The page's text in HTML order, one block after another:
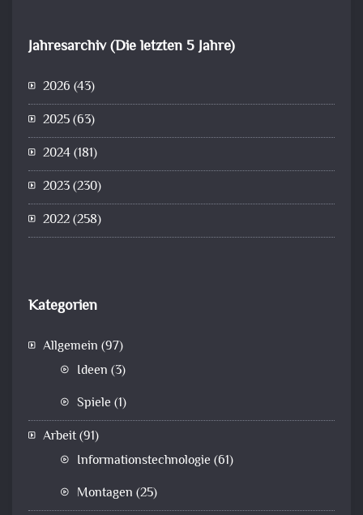
Jahresarchiv (Die letzten 5 Jahre)
2026 (43)
2025(63)
2024(181)
2023(230)
2022(258)
Kategorien
Allgemein (97)
Ideen (3)
Spiele (1)
Arbeit(91)
Informationstechnologie (61)
Montagen (25)